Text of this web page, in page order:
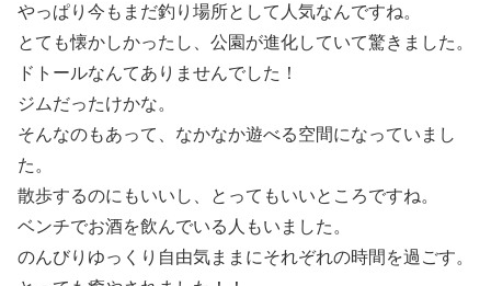
やっぱり今もまだ釣り場所として人気なんですね。
とても懐かしかったし、公園が進化していて驚きました。
ドトールなんてありませんでした！
ジムだったけかな。
そんなのもあって、なかなか遊べる空間になっていまし
た。
散歩するのにもいいし、とってもいいところですね。
ベンチでお酒を飲んでいる人もいました。
のんびりゆっくり自由気ままにそれぞれの時間を過ごす。